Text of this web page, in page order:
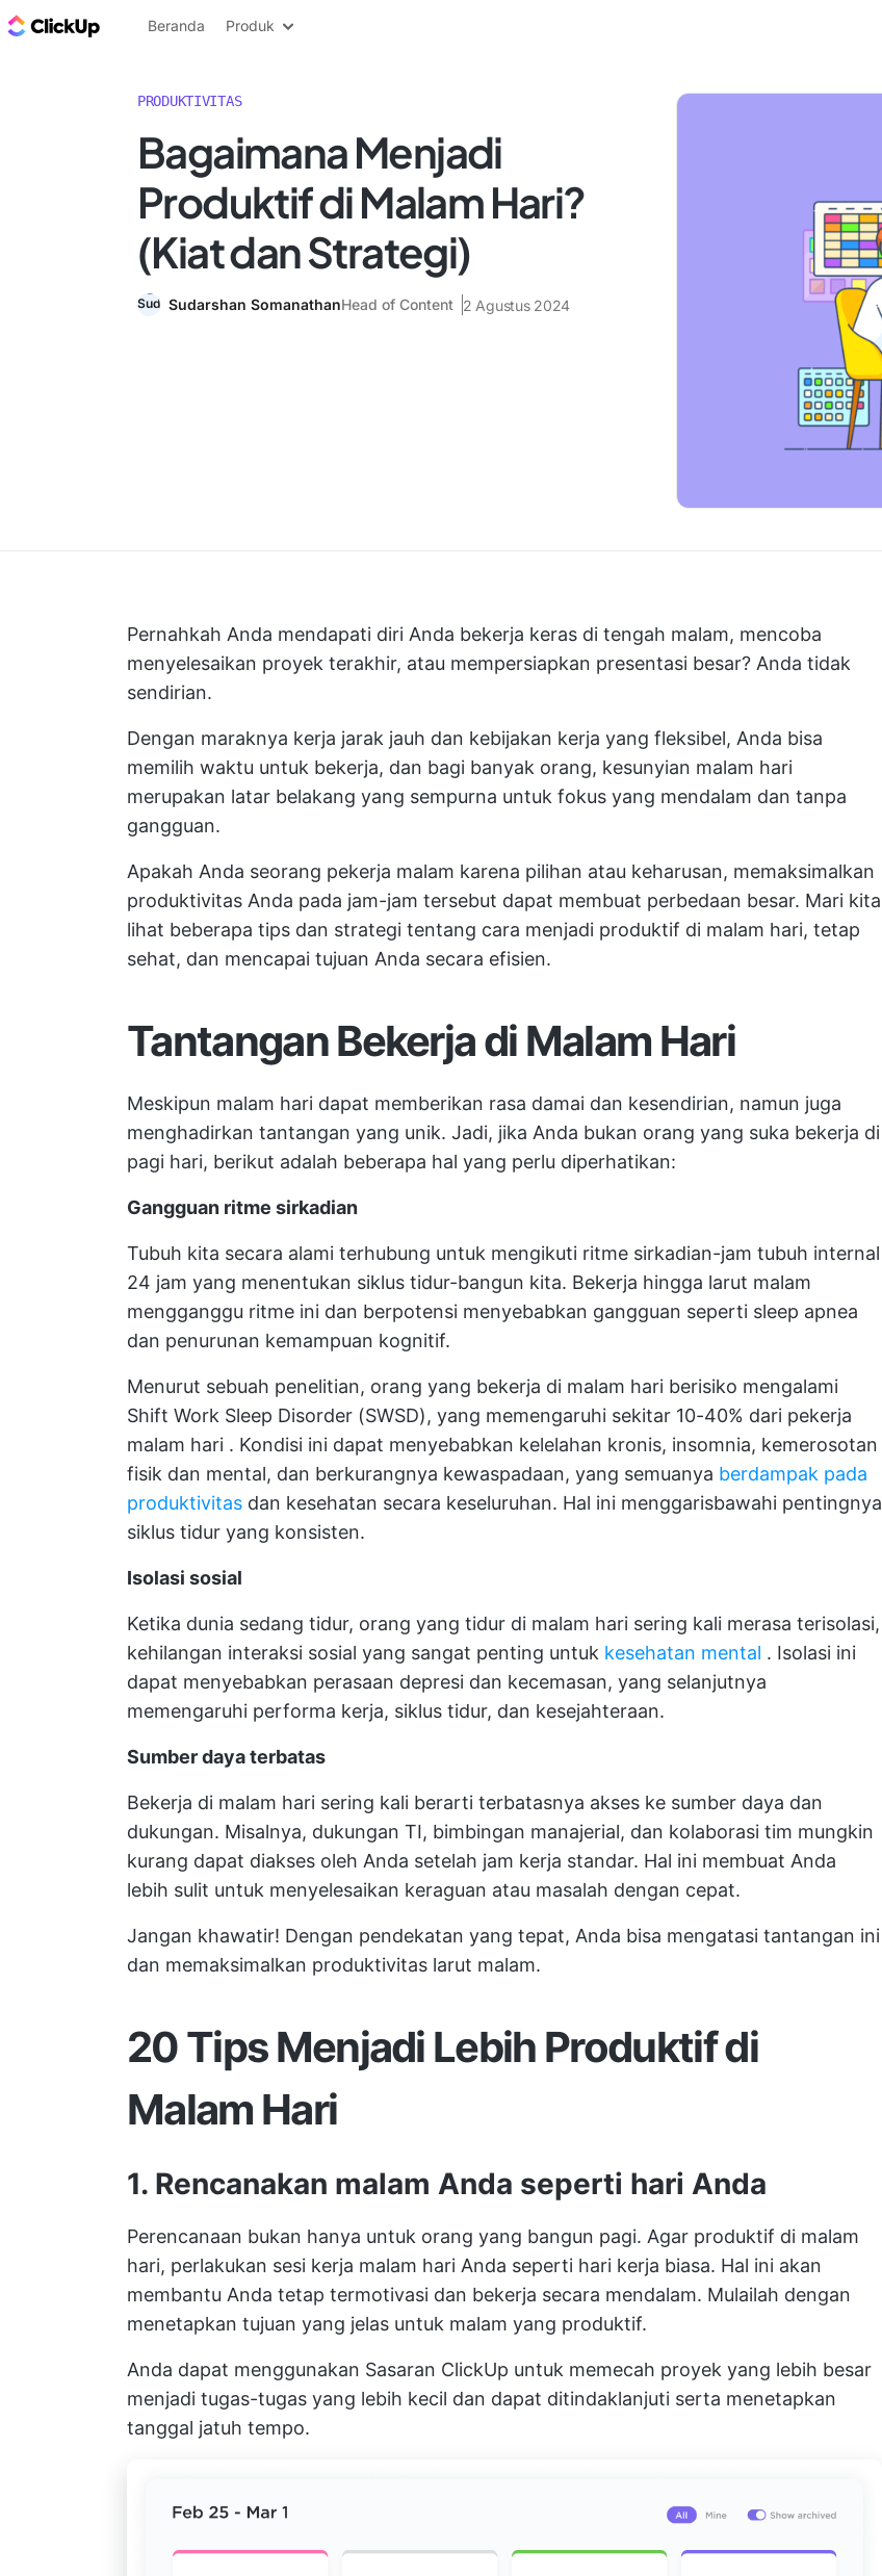
Blog ClickUp
Beranda Produk
PRODUKTIVITAS
Bagaimana Menjadi
Produktif di Malam Hari?
(Kiat dan Strategi)
Sudarshan SomanathanHead of Content 2 Agustus 2024
Pernahkah Anda mendapati diri Anda bekerja keras di tengah malam, mencoba
menyelesaikan proyek terakhir, atau mempersiapkan presentasi besar? Anda tidak
sendirian.
Dengan maraknya kerja jarak jauh dan kebijakan kerja yang fleksibel, Anda bisa
memilih waktu untuk bekerja, dan bagi banyak orang, kesunyian malam hari
merupakan latar belakang yang sempurna untuk fokus yang mendalam dan tanpa
gangguan.
Apakah Anda seorang pekerja malam karena pilihan atau keharusan, memaksimalkan
produktivitas Anda pada jam-jam tersebut dapat membuat perbedaan besar. Mari kita
lihat beberapa tips dan strategi tentang cara menjadi produktif di malam hari, tetap
sehat, dan mencapai tujuan Anda secara efisien.
Tantangan Bekerja di Malam Hari
Meskipun malam hari dapat memberikan rasa damai dan kesendirian, namun juga
menghadirkan tantangan yang unik. Jadi, jika Anda bukan orang yang suka bekerja di
pagi hari, berikut adalah beberapa hal yang perlu diperhatikan:
Gangguan ritme sirkadian
Tubuh kita secara alami terhubung untuk mengikuti ritme sirkadian-jam tubuh internal
24 jam yang menentukan siklus tidur-bangun kita. Bekerja hingga larut malam
mengganggu ritme ini dan berpotensi menyebabkan gangguan seperti sleep apnea
dan penurunan kemampuan kognitif.
Menurut sebuah penelitian, orang yang bekerja di malam hari berisiko mengalami
Shift Work Sleep Disorder (SWSD), yang memengaruhi sekitar 10-40% dari pekerja
malam hari . Kondisi ini dapat menyebabkan kelelahan kronis, insomnia, kemerosotan
fisik dan mental, dan berkurangnya kewaspadaan, yang semuanya berdampak pada
produktivitas dan kesehatan secara keseluruhan. Hal ini menggarisbawahi pentingnya
siklus tidur yang konsisten.
Isolasi sosial
Ketika dunia sedang tidur, orang yang tidur di malam hari sering kali merasa terisolasi,
kehilangan interaksi sosial yang sangat penting untuk kesehatan mental . Isolasi ini
dapat menyebabkan perasaan depresi dan kecemasan, yang selanjutnya
memengaruhi performa kerja, siklus tidur, dan kesejahteraan.
Sumber daya terbatas
Bekerja di malam hari sering kali berarti terbatasnya akses ke sumber daya dan
dukungan. Misalnya, dukungan TI, bimbingan manajerial, dan kolaborasi tim mungkin
kurang dapat diakses oleh Anda setelah jam kerja standar. Hal ini membuat Anda
lebih sulit untuk menyelesaikan keraguan atau masalah dengan cepat.
Jangan khawatir! Dengan pendekatan yang tepat, Anda bisa mengatasi tantangan ini
dan memaksimalkan produktivitas larut malam.
20 Tips Menjadi Lebih Produktif di
Malam Hari
1. Rencanakan malam Anda seperti hari Anda
Perencanaan bukan hanya untuk orang yang bangun pagi. Agar produktif di malam
hari, perlakukan sesi kerja malam hari Anda seperti hari kerja biasa. Hal ini akan
membantu Anda tetap termotivasi dan bekerja secara mendalam. Mulailah dengan
menetapkan tujuan yang jelas untuk malam yang produktif.
Anda dapat menggunakan Sasaran ClickUp untuk memecah proyek yang lebih besar
menjadi tugas-tugas yang lebih kecil dan dapat ditindaklanjuti serta menetapkan
tanggal jatuh tempo.